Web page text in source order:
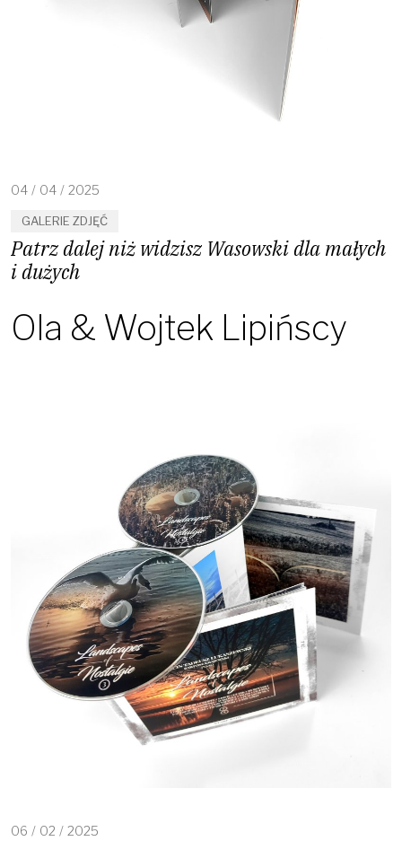
04 / 04 / 2025
GALERIE ZDJĘĆ
Patrz dalej niż widzisz Wasowski dla małych
i dużych
Ola & Wojtek Lipińscy
06 / 02 / 2025